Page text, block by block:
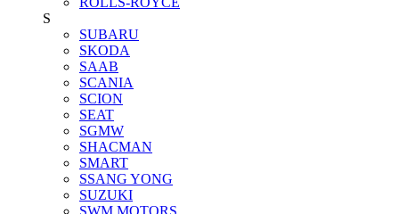
S
SUBARU
SKODA
SAAB
SCANIA
SCION
SEAT
SGMW
SHACMAN
SMART
SSANG YONG
SUZUKI
SWM MOTORS